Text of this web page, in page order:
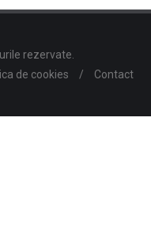
rezervate.
de cookies / Contact